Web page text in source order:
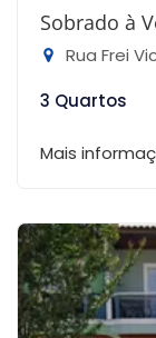
Sobrado à
Rua Frei
3 Quartos
Mais